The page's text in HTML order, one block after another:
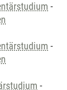
-
-
-